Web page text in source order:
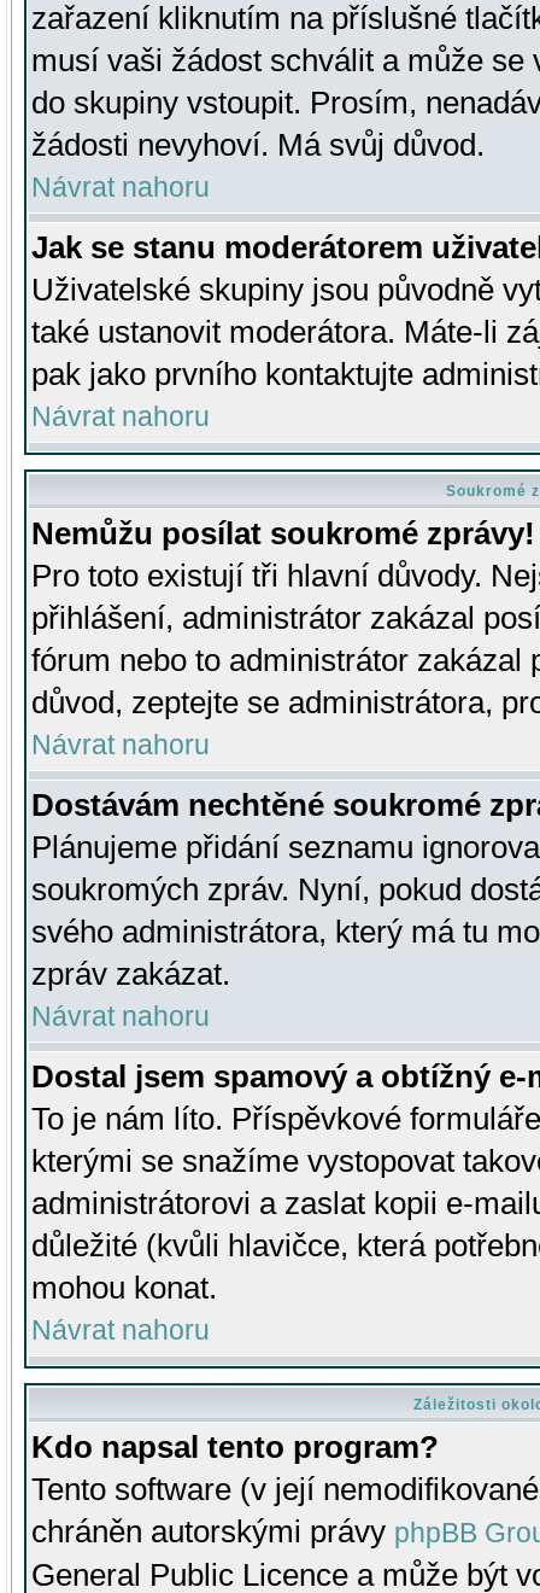
zařazení kliknutím na příslušné
musí vaši žádost schválit a může se
do skupiny vstoupit. Prosím,
žádosti nevyhoví. Má svůj důvod.
Návrat nahoru
Jak se stanu moderátorem
Uživatelské skupiny jsou původně
také ustanovit moderátora. Máte-li
pak jako prvního kontaktujte
Návrat nahoru
Soukromé
Nemůžu posílat soukromé zprávy!
Pro toto existují tři hlavní důvody.
přihlášení, administrátor zakázal
fórum nebo to administrátor zakázal
důvod, zeptejte se administrátora,
Návrat nahoru
Dostávám nechtěné soukromé
Plánujeme přidání seznamu
soukromých zpráv. Nyní, pokud
svého administrátora, který má tu
zpráv zakázat.
Návrat nahoru
Dostal jsem spamový a obtížný
To je nám líto. Příspěvkové
kterými se snažíme vystopovat
administrátorovi a zaslat kopii e-
důležité (kvůli hlavičce, která
mohou konat.
Návrat nahoru
Záležitosti
Kdo napsal tento program?
Tento software (v její
chráněn autorskými právy phpBB
General Public Licence a může být